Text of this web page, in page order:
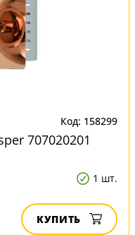
Код: 158299
707020201
1 шт.
КУПИТЬ